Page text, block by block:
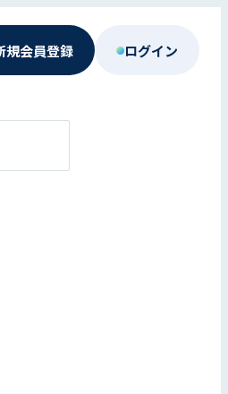
規会員登録 ログイン